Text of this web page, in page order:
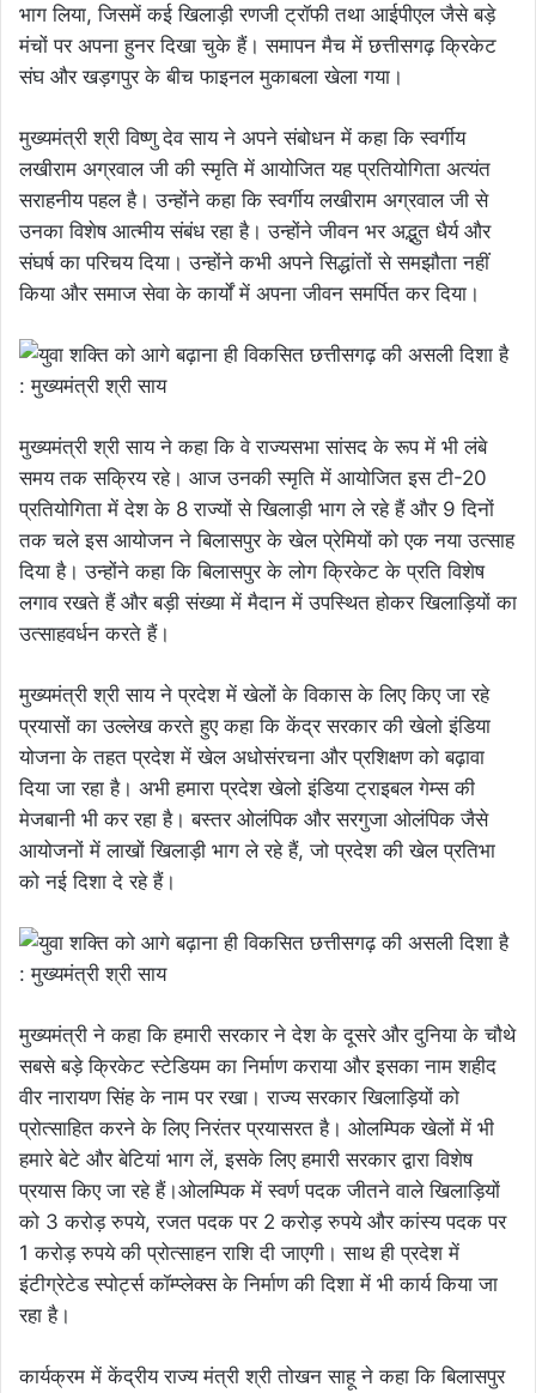
भाग लिया, जिसमें कई खिलाड़ी रणजी ट्रॉफी तथा आईपीएल जैसे बड़े
मंचों पर अपना हुनर दिखा चुके हैं। समापन मैच में छत्तीसगढ़ क्रिकेट
संघ और खड़गपुर के बीच फाइनल मुकाबला खेला गया।
मुख्यमंत्री श्री विष्णु देव साय ने अपने संबोधन में कहा कि स्वर्गीय
लखीराम अग्रवाल जी की स्मृति में आयोजित यह प्रतियोगिता अत्यंत
सराहनीय पहल है। उन्होंने कहा कि स्वर्गीय लखीराम अग्रवाल जी से
उनका विशेष आत्मीय संबंध रहा है। उन्होंने जीवन भर अद्भुत धैर्य और
संघर्ष का परिचय दिया। उन्होंने कभी अपने सिद्धांतों से समझौता नहीं
किया और समाज सेवा के कार्यों में अपना जीवन समर्पित कर दिया।
मुख्यमंत्री श्री साय ने कहा कि वे राज्यसभा सांसद के रूप में भी लंबे
समय तक सक्रिय रहे। आज उनकी स्मृति में आयोजित इस टी-20
प्रतियोगिता में देश के 8 राज्यों से खिलाड़ी भाग ले रहे हैं और 9 दिनों
तक चले इस आयोजन ने बिलासपुर के खेल प्रेमियों को एक नया उत्साह
दिया है। उन्होंने कहा कि बिलासपुर के लोग क्रिकेट के प्रति विशेष
लगाव रखते हैं और बड़ी संख्या में मैदान में उपस्थित होकर खिलाड़ियों का
उत्साहवर्धन करते हैं।
मुख्यमंत्री श्री साय ने प्रदेश में खेलों के विकास के लिए किए जा रहे
प्रयासों का उल्लेख करते हुए कहा कि केंद्र सरकार की खेलो इंडिया
योजना के तहत प्रदेश में खेल अधोसंरचना और प्रशिक्षण को बढ़ावा
दिया जा रहा है। अभी हमारा प्रदेश खेलो इंडिया ट्राइबल गेम्स की
मेजबानी भी कर रहा है। बस्तर ओलंपिक और सरगुजा ओलंपिक जैसे
आयोजनों में लाखों खिलाड़ी भाग ले रहे हैं, जो प्रदेश की खेल प्रतिभा
को नई दिशा दे रहे हैं।
मुख्यमंत्री ने कहा कि हमारी सरकार ने देश के दूसरे और दुनिया के चौथे
सबसे बड़े क्रिकेट स्टेडियम का निर्माण कराया और इसका नाम शहीद
वीर नारायण सिंह के नाम पर रखा। राज्य सरकार खिलाड़ियों को
प्रोत्साहित करने के लिए निरंतर प्रयासरत है। ओलम्पिक खेलों में भी
हमारे बेटे और बेटियां भाग लें, इसके लिए हमारी सरकार द्वारा विशेष
प्रयास किए जा रहे हैं।ओलम्पिक में स्वर्ण पदक जीतने वाले खिलाड़ियों
को 3 करोड़ रुपये, रजत पदक पर 2 करोड़ रुपये और कांस्य पदक पर
1 करोड़ रुपये की प्रोत्साहन राशि दी जाएगी। साथ ही प्रदेश में
इंटीग्रेटेड स्पोर्ट्स कॉम्प्लेक्स के निर्माण की दिशा में भी कार्य किया जा
रहा है।
कार्यक्रम में केंद्रीय राज्य मंत्री श्री तोखन साहू ने कहा कि बिलासपुर